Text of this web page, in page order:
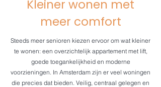
Kleiner wonen met
meer comfort
Steeds meer senioren kiezen ervoor om wat kleiner
te wonen: een overzichtelijk appartement met lift,
goede toegankelijkheid en moderne
voorzieningen. In Amsterdam zijn er veel woningen
die precies dat bieden. Veilig, centraal gelegen en